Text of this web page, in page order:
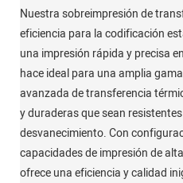
Nuestra sobreimpresión de
eficiencia para la codificación
una impresión rápida y precisa
hace ideal para una amplia
avanzada de transferencia
y duraderas que sean
desvanecimiento. Con
capacidades de impresión de
ofrece una eficiencia y calidad